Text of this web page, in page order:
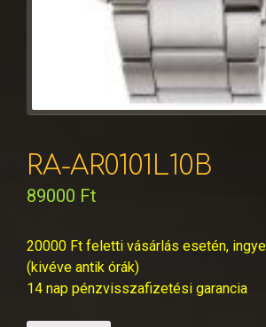
RA-AR0101L10B
89000 Ft
20000 Ft feletti vásárlás esetén,
(kivéve antik órák)
14 nap pénzvisszafizetési garancia